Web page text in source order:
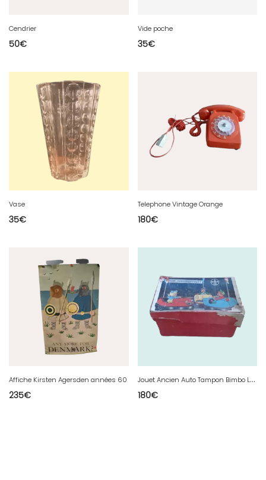
Cendrier
50€
Vide poche
35€
Vase
35€
Telephone Vintage Orange
180€
Affiche Kirsten Agersden années 60
235€
J
ouet Ancien Auto Tampon Bimbo Lumineux RCP Année 50
180€